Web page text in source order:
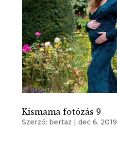
Kismama fotózás 9
Szerző: bertaz | dec 6, 2019